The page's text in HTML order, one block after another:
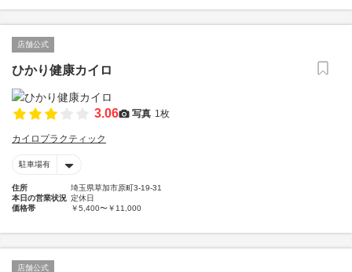
店舗公式
ひかり健康カイロ
3.06 写真 1枚
カイロプラクティック
駐車場有
住所
埼玉県草加市原町3-19-31
本日の営業状況 定休日
価格帯
￥5,400〜￥11,000
店舗公式